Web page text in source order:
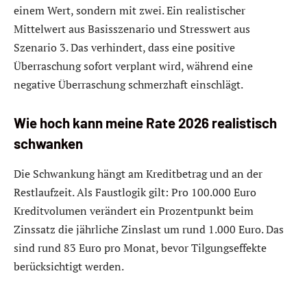
einem Wert, sondern mit zwei. Ein realistischer
Mittelwert aus Basisszenario und Stresswert aus
Szenario 3. Das verhindert, dass eine positive
Überraschung sofort verplant wird, während eine
negative Überraschung schmerzhaft einschlägt.
Wie hoch kann meine Rate 2026 realistisch
schwanken
Die Schwankung hängt am Kreditbetrag und an der
Restlaufzeit. Als Faustlogik gilt: Pro 100.000 Euro
Kreditvolumen verändert ein Prozentpunkt beim
Zinssatz die jährliche Zinslast um rund 1.000 Euro. Das
sind rund 83 Euro pro Monat, bevor Tilgungseffekte
berücksichtigt werden.